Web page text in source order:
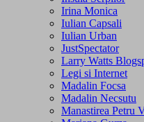
Irina Monica
Iulian Capsali
Iulian Urban
JustSpectator
Larry Watts
Legi si Internet
Madalin Focsa
Madalin Necsutu
Manastirea Petru